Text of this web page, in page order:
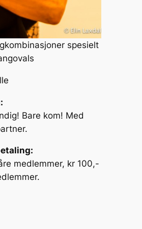
spesielt
Bare kom! Med
medlemmer, kr 100,-